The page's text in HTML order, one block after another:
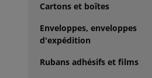
Cartons et boîtes
Enveloppes, enveloppes
d'expédition
Rubans adhésifs et films